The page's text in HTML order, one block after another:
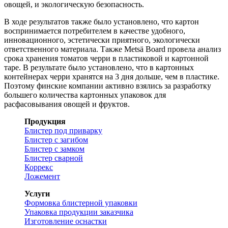
овощей, и экологическую безопасность.
В ходе результатов также было установлено, что картон
воспринимается потребителем в качестве удобного,
инновационного, эстетически приятного, экологически
ответственного материала. Также Metsä Board провела анализ
срока хранения томатов черри в пластиковой и картонной
таре. В результате было установлено, что в картонных
контейнерах черри хранятся на 3 дня дольше, чем в пластике.
Поэтому финские компании активно взялись за разработку
большего количества картонных упаковок для
расфасовывания овощей и фруктов.
Продукция
Блистер под приварку
Блистер с загибом
Блистер с замком
Блистер сварной
Коррекс
Ложемент
Услуги
Формовка блистерной упаковки
Упаковка продукции заказчика
Изготовление оснастки